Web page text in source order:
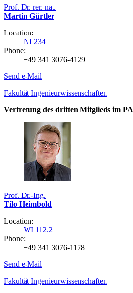
Prof. Dr. rer. nat.
Martin Gürtler
Location:
NI 234
Phone:
+49 341 3076-4129
Send e-Mail
Fakultät Ingenieurwissenschaften
Vertretung des dritten Mitglieds im PA
Prof. Dr.-Ing.
Tilo Heimbold
Location:
WI 112.2
Phone:
+49 341 3076-1178
Send e-Mail
Fakultät Ingenieurwissenschaften